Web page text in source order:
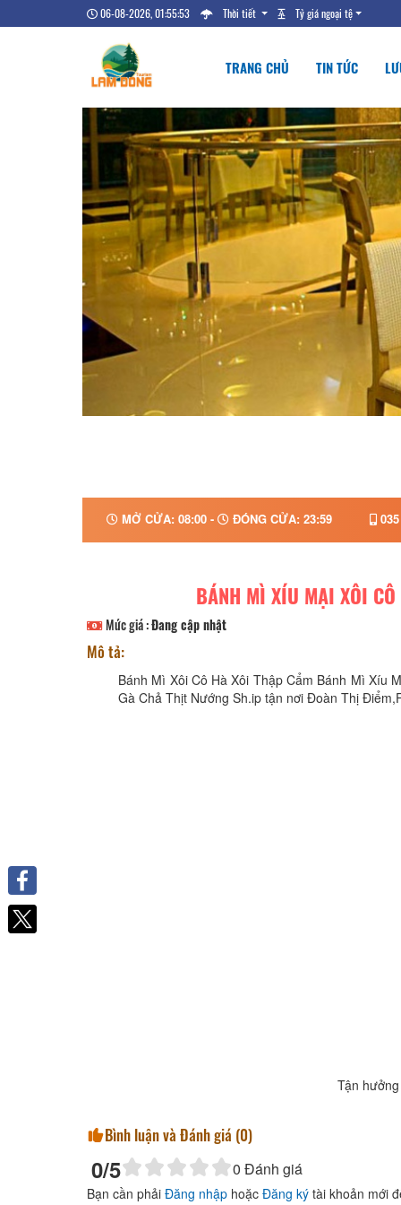
06-08-2026, 01:55:54 Thời tiết Tỷ giá ngoại tệ
TRANG CHỦ TIN TỨC
MỞ CỬA: 08:00 - ĐÓNG CỬA: 23:59 035
BÁNH MÌ XÍU MẠI XÔI CÔ
Mức giá :Đang cập nhật
Mô tả:
Bánh Mì Xôi Cô Hà Xôi Thập Cẩm Bánh Mì Xíu
Gà Chả Thịt Nướng Sh.ip tận nơi Đoàn Thị
Tận
Bình luận và Đánh giá (0)
0/5 0 Đánh giá
Bạn cần phải Đăng nhập hoặc Đăng ký tài khoản mới
Facebook